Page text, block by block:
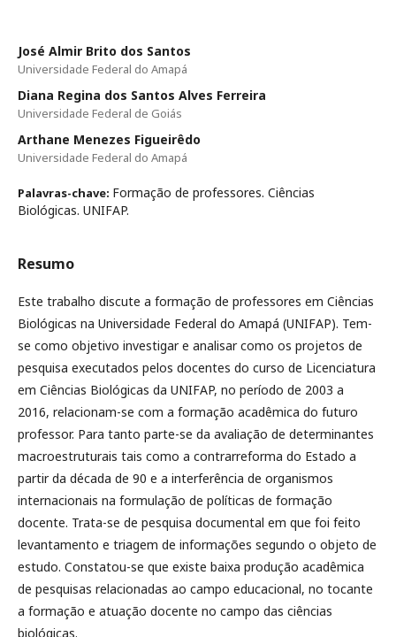
José Almir Brito dos Santos
Universidade Federal do Amapá
Diana Regina dos Santos Alves Ferreira
Universidade Federal de Goiás
Arthane Menezes Figueirêdo
Universidade Federal do Amapá
Palavras-chave: Formação de professores. Ciências
Biológicas. UNIFAP.
Resumo
Este trabalho discute a formação de professores em Ciências
Biológicas na Universidade Federal do Amapá (UNIFAP). Tem-
se como objetivo investigar e analisar como os projetos de
pesquisa executados pelos docentes do curso de Licenciatura
em Ciências Biológicas da UNIFAP, no período de 2003 a
2016, relacionam-se com a formação acadêmica do futuro
professor. Para tanto parte-se da avaliação de determinantes
macroestruturais tais como a contrarreforma do Estado a
partir da década de 90 e a interferência de organismos
internacionais na formulação de políticas de formação
docente. Trata-se de pesquisa documental em que foi feito
levantamento e triagem de informações segundo o objeto de
estudo. Constatou-se que existe baixa produção acadêmica
de pesquisas relacionadas ao campo educacional, no tocante
a formação e atuação docente no campo das ciências
biológicas.